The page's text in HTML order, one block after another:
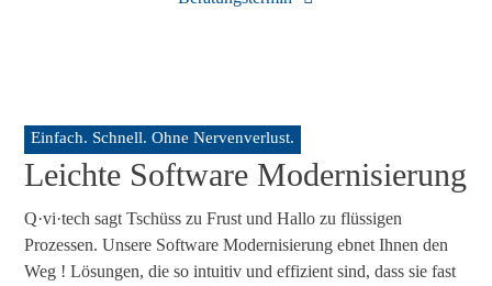
Leichte Software Modernisierung
Einfach. Schnell. Ohne Nervenverlust.
Q·vi·tech sagt Tschüss zu Frust und Hallo zu flüssigen
Prozessen. Unsere Software Modernisierung ebnet Ihnen den
Weg ! Lösungen, die so intuitiv und effizient sind, dass sie fast